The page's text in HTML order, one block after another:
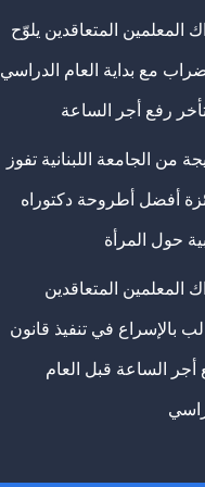
المعلمين المتعاقدين يلوّح
مع بداية العام الدراسي
تأخر رفع أجر الساعة
من الجامعة اللبنانية تفوز
أفضل أطروحة دكتوراه
حول المرأة
المعلمين المتعاقدين
بالإسراع في تنفيذ قانون
أجر الساعة قبل العام